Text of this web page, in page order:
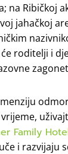
na Ribičkoj
jahačkoj
roditelji i
Family
i razvijaju